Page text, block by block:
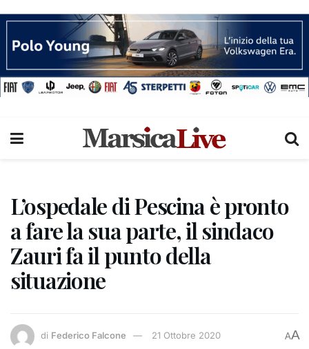
L’ospedale di Pescina è pronto
a fare la sua parte, il sindaco
Zauri fa il punto della
situazione
di Federico Falcone 21 Ottobre 2020 AA